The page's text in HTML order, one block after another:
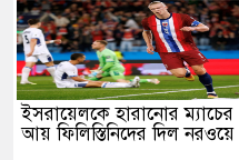
ইসরায়েলকে হারানোর ম্যাচের
আয় ফিলিস্তিনিদের দিল নরওয়ে